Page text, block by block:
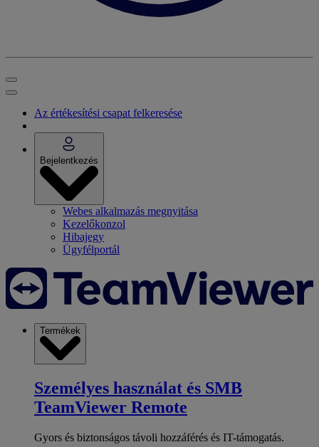
Az értékesítési csapat felkeresése
Bejelentkezés
Webes alkalmazás megnyitása
Kezelőkonzol
Hibajegy
Ügyfélportál
Termékek
Személyes használat és SMB
TeamViewer Remote
Gyors és biztonságos távoli hozzáférés és IT-támogatás.